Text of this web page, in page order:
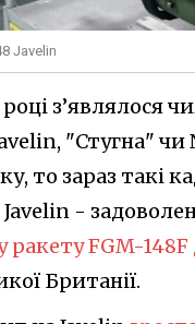
Javelin
з’являлося
"Стугна" чи
то зараз такі
-
ракету FGM-
Британії.